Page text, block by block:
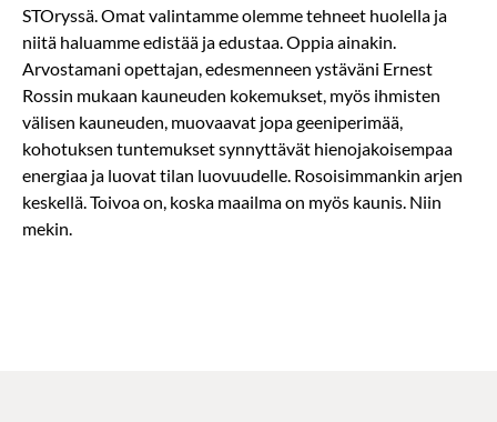
STOryssä. Omat valintamme olemme tehneet huolella ja
niitä haluamme edistää ja edustaa. Oppia ainakin.
Arvostamani opettajan, edesmenneen ystäväni Ernest
Rossin mukaan kauneuden kokemukset, myös ihmisten
välisen kauneuden, muovaavat jopa geeniperimää,
kohotuksen tuntemukset synnyttävät hienojakoisempaa
energiaa ja luovat tilan luovuudelle. Rosoisimmankin arjen
keskellä. Toivoa on, koska maailma on myös kaunis. Niin
mekin.